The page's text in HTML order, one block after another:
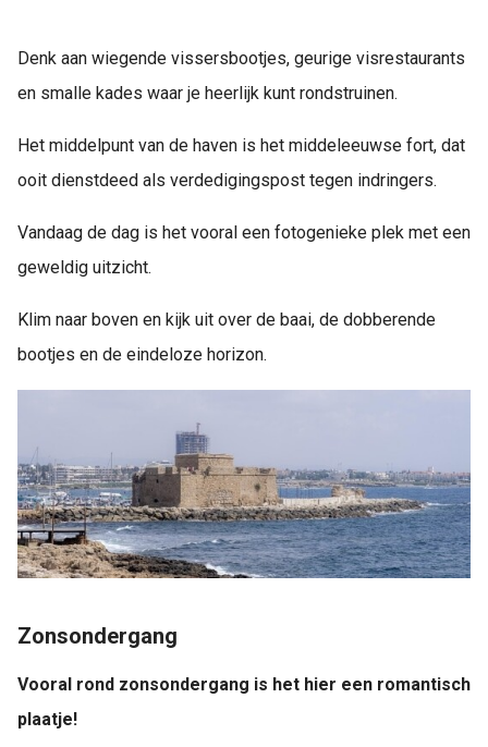
Denk aan wiegende vissersbootjes, geurige visrestaurants
en smalle kades waar je heerlijk kunt rondstruinen.
Het middelpunt van de haven is het middeleeuwse fort, dat
ooit dienstdeed als verdedigingspost tegen indringers.
Vandaag de dag is het vooral een fotogenieke plek met een
geweldig uitzicht.
Klim naar boven en kijk uit over de baai, de dobberende
bootjes en de eindeloze horizon.
Zonsondergang
Vooral rond zonsondergang is het hier een romantisch
plaatje!